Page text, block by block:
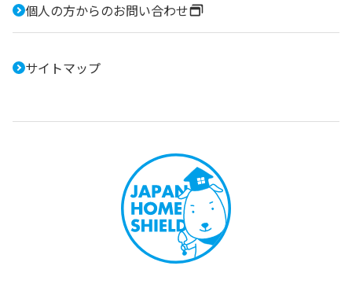
個人の方からのお問い合わせ
サイトマップ